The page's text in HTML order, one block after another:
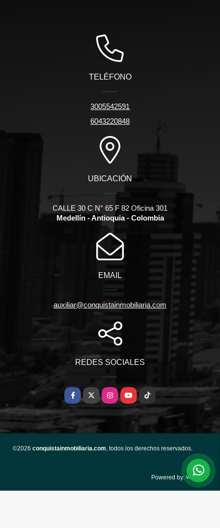
TELÉFONO
3005542591
6043220848
UBICACIÓN
CALLE 30 C N° 65 F 82 Oficina 301
Medellín - Antioquia - Colombia
EMAIL
auxiliar@conquistainmobiliaria.com
REDES SOCIALES
Facebook
X InstagramYouTubeTikTok
©2026 conquistainmobiliaria.com, todos los derechos reservados.
Powered by: wasi.co